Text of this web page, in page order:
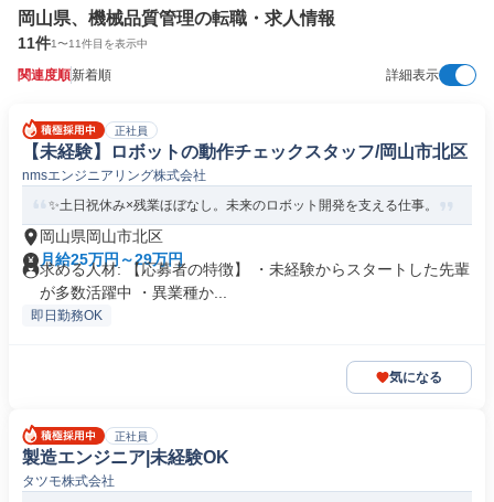
岡山県、機械品質管理の転職・求人情報
11件1〜11件目を表示中
関連度順新着順 詳細表示
正社員
【未経験】ロボットの動作チェックスタッフ/岡山市北区
nmsエンジニアリング株式会社
✨土日祝休み×残業ほぼなし。未来のロボット開発を支える仕事。
岡山県岡山市北区
月給25万円～29万円
求める人材: 【応募者の特徴】 ・未経験からスタートした先輩
が多数活躍中 ・異業種か...
即日勤務OK
気になる
正社員
製造エンジニア|未経験OK
タツモ株式会社